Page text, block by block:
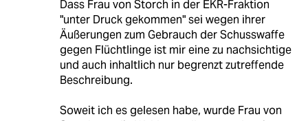
Dass Frau von Storch in der EKR-Fraktion
"unter Druck gekommen" sei wegen ihrer
Äußerungen zum Gebrauch der Schusswaffe
gegen Flüchtlinge ist mir eine zu nachsichtige
und auch inhaltlich nur begrenzt zutreffende
Beschreibung.
Soweit ich es gelesen habe, wurde Frau von